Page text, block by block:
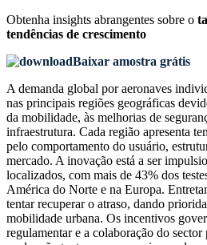
Obtenha insights abrangentes sobre o
tendências de crescimento
Baixar amostra grátis
A demanda global por aeronaves
nas principais regiões geográficas
da mobilidade, às melhorias de
infraestrutura. Cada região apresenta
pelo comportamento do usuário,
mercado. A inovação está a ser
localizados, com mais de 43% dos
América do Norte e na Europa.
tentar recuperar o atraso, dando
mobilidade urbana. Os incentivos
regulamentar e a colaboração do